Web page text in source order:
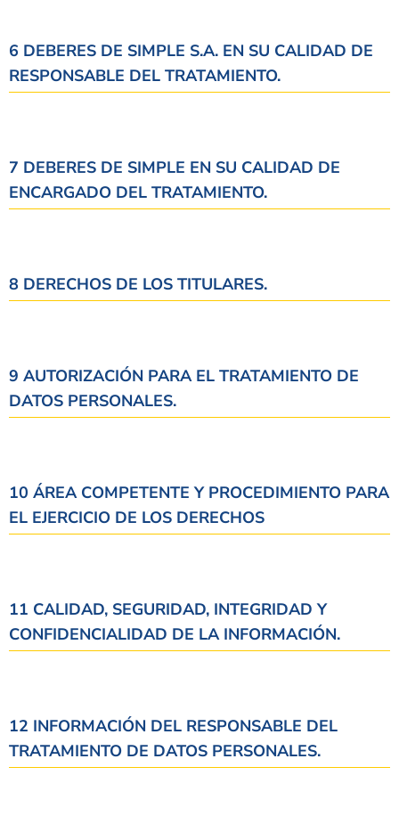
6 DEBERES DE SIMPLE S.A. EN SU CALIDAD DE
RESPONSABLE DEL TRATAMIENTO.
7 DEBERES DE SIMPLE EN SU CALIDAD DE
ENCARGADO DEL TRATAMIENTO.
8 DERECHOS DE LOS TITULARES.
9 AUTORIZACIÓN PARA EL TRATAMIENTO DE
DATOS PERSONALES.
10 ÁREA COMPETENTE Y PROCEDIMIENTO PARA
EL EJERCICIO DE LOS DERECHOS
11 CALIDAD, SEGURIDAD, INTEGRIDAD Y
CONFIDENCIALIDAD DE LA INFORMACIÓN.
12 INFORMACIÓN DEL RESPONSABLE DEL
TRATAMIENTO DE DATOS PERSONALES.